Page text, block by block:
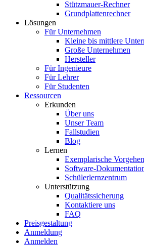
Stützmauer-Rechner
Grundplattenrechner
Lösungen
Für Unternehmen
Kleine bis mittlere
Große Unternehmen
Hersteller
Für Ingenieure
Für Lehrer
Für Studenten
Ressourcen
Erkunden
Über uns
Unser Team
Fallstudien
Blog
Lernen
Exemplarische
Software-
Schülerlernzentrum
Unterstützung
Qualitätssicherung
Kontaktiere uns
FAQ
Preisgestaltung
Anmeldung
Anmelden